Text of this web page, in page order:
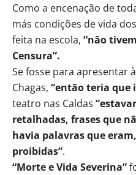
Como a encenação de
más condições de vida
feita na escola, “não
Censura”.
Se fosse para apresentar
Chagas, “então teria que
teatro nas Caldas
retalhadas, frases que
havia palavras que
proibidas”.
“Morte e Vida Severina”